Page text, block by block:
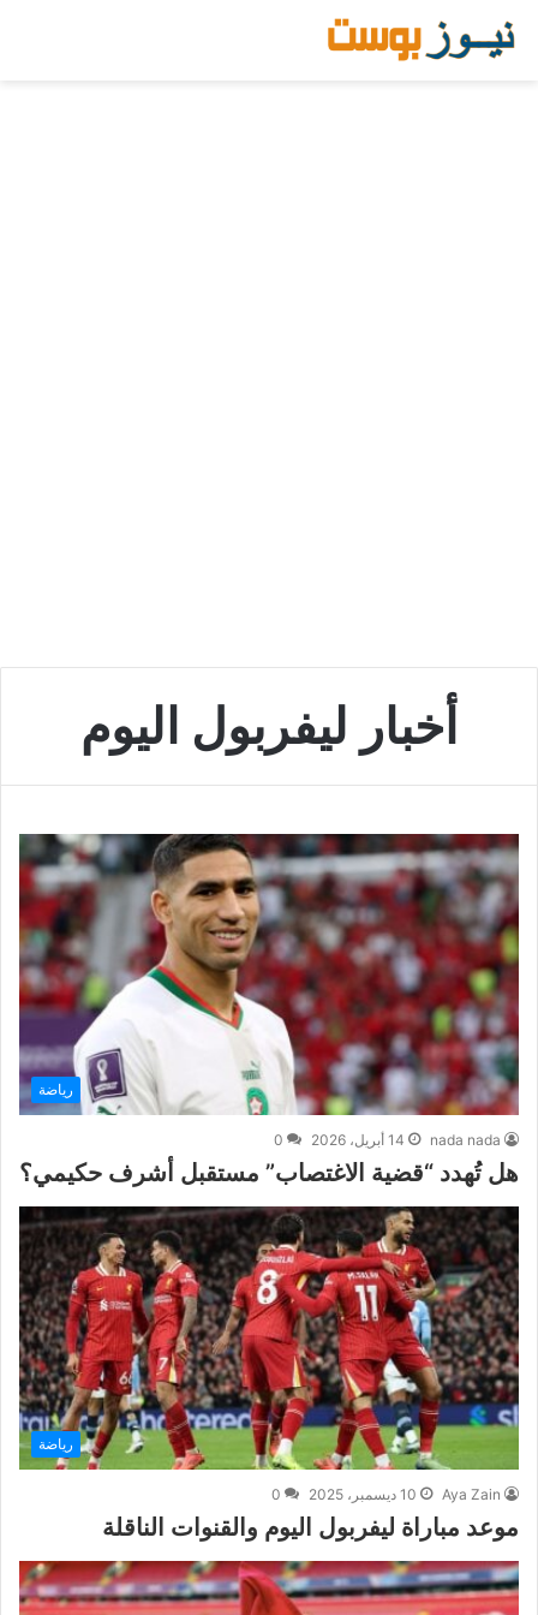
أخبار ليفربول اليوم
رياضة
nada nada 14 أبريل، 2026 0
هل تُهدد “قضية الاغتصاب” مستقبل أشرف حكيمي؟
رياضة
Aya Zain 10 ديسمبر، 2025 0
موعد مباراة ليفربول اليوم والقنوات الناقلة